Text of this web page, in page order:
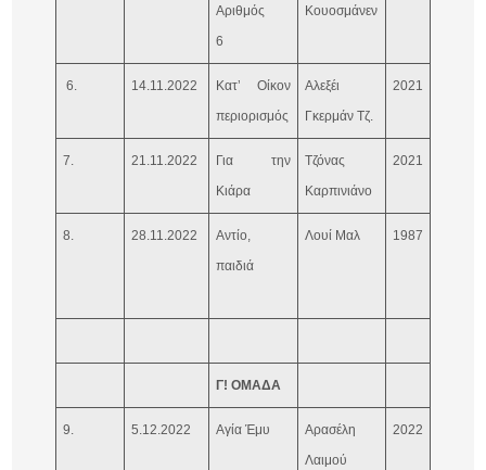
Αριθμός
6
Κουοσμάνεν
6. 14.11.2022
Κατ’ Οίκον
περιορισμός
Αλεξέι
Γκερμάν Τζ.
2021
7. 21.11.2022
Για την
Κιάρα
Τζόνας
Καρπινιάνο
2021
8. 28.11.2022
Αντίο,
παιδιά
Λουί Μαλ 1987
Γ! ΟΜΑΔΑ
9. 5.12.2022 Αγία Έμυ
Αρασέλη
Λαιμού
2022